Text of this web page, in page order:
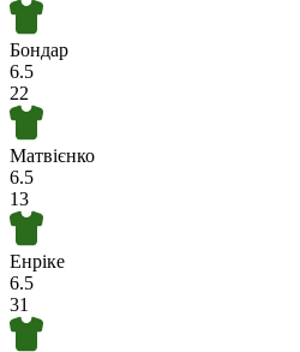
Бондар
6.5
22
Матвієнко
6.5
13
Енріке
6.5
31